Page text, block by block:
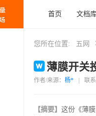
首页 文档
您所在位置: 五网
薄膜开关
作者/来源： 杨* 联
【摘要】 这份《薄